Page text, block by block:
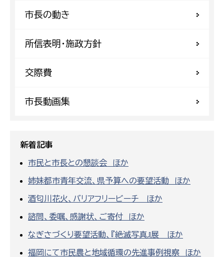
市長の動き
所信表明・施政方針
交際費
市長動画集
新着記事
市民と市長との懇談会 ほか
姉妹都市青年交流、県予算への要望活動 ほか
酒匂川花火、バリアフリービーチ ほか
諮問、委嘱、感謝状、ご寄付 ほか
なぎさづくり要望活動、『絶滅写真』展 ほか
福岡にて市民農と地域循環の先進事例視察 ほか